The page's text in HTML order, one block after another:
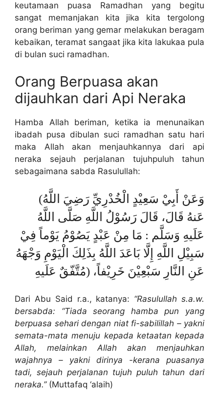
keutamaan puasa Ramadhan yang begitu
sangat memanjakan kita jika kita tergolong
orang beriman yang gemar melakukan beragam
kebaikan, teramat sangaat jika kita lakukaa pula
di bulan suci ramadhan.
Orang Berpuasa akan
dijauhkan dari Api Neraka
Hamba Allah beriman, ketika ia menunaikan
ibadah pusa dibulan suci ramadhan satu hari
maka Allah akan menjauhkannya dari api
neraka sejauh perjalanan tujuhpuluh tahun
sebagaimana sabda Rasulullah:
(وَعَنْ أَبِيْ سَعِيْدٍ الْخُدْرِيِّ رَضِيَ اللَّهُ
عَنهُ قَالَ، قَالَ رَسُوْلُ اللَّهِ صَلَّى اللَّهُ
عَلَيهِ وَسَلَّم : مَا مِنْ عَبْدٍ يَصُوْمُ يَوْماً فِيْ
سَبِيْلِ اللَّهِ إِلَّا بَاعَدَ اللَّهُ بِذَلِكَ الْيَوْمِ وَجْهَهُ
عَنِ النَّارِ سَبْعِيْنَ خَرِيْفاً، (مُتَّفّقٌ عَلَيهِ
Dari Abu Said r.a., katanya: “Rasulullah s.a.w.
bersabda: “Tiada seorang hamba pun yang
berpuasa sehari dengan niat fi-sabilillah – yakni
semata-mata menuju kepada ketaatan kepada
Allah, melainkan Allah akan menjauhkan
wajahnya – yakni dirinya -kerana puasanya
tadi, sejauh perjalanan tujuh puluh tahun dari
neraka.”(Muttafaq ‘alaih)